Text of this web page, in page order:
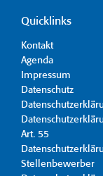
Quicklinks
Kontakt
Agenda
Impressum
Datenschutz
Art. 55
Stellenbewerber